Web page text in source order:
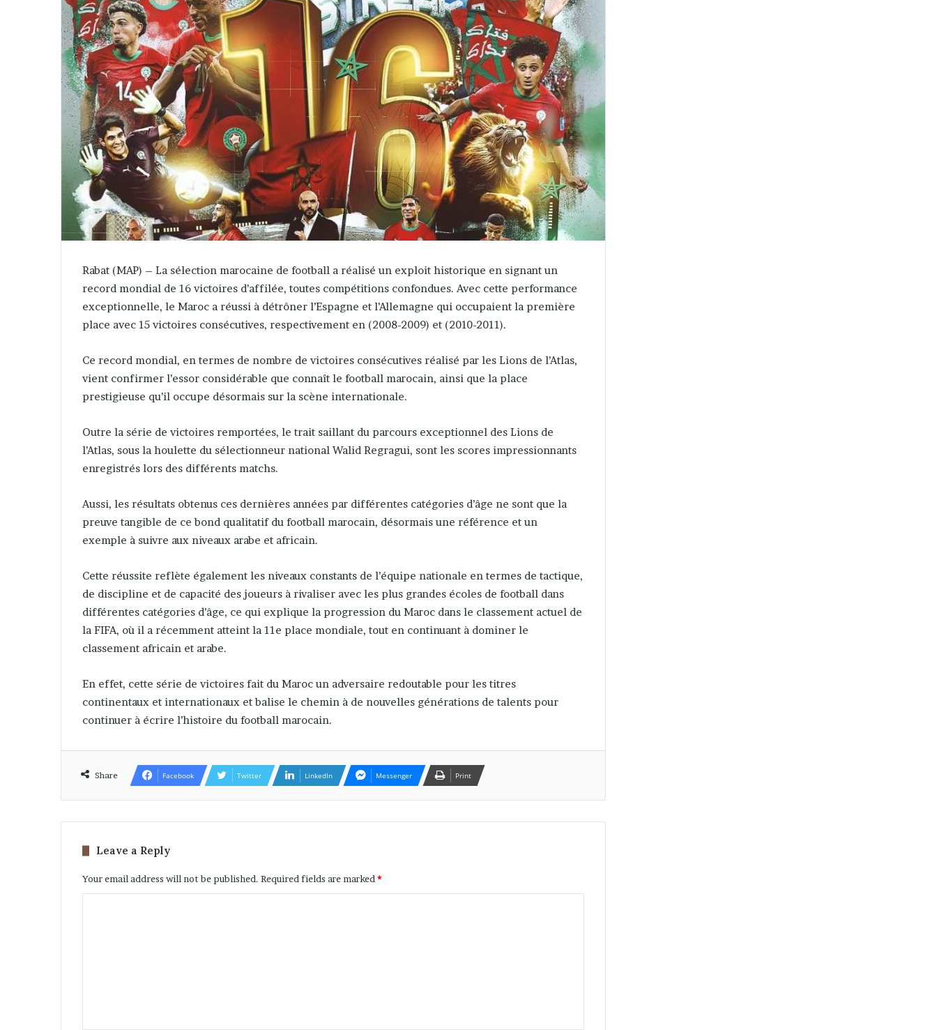
Rabat (MAP) – La sélection marocaine de football a réalisé un exploit historique en signant un
record mondial de 16 victoires d’affilée, toutes compétitions confondues. Avec cette performance
exceptionnelle, le Maroc a réussi à détrôner l’Espagne et l’Allemagne qui occupaient la première
place avec 15 victoires consécutives, respectivement en (2008-2009) et (2010-2011).
Ce record mondial, en termes de nombre de victoires consécutives réalisé par les Lions de l’Atlas,
vient confirmer l’essor considérable que connaît le football marocain, ainsi que la place
prestigieuse qu’il occupe désormais sur la scène internationale.
Outre la série de victoires remportées, le trait saillant du parcours exceptionnel des Lions de
l’Atlas, sous la houlette du sélectionneur national Walid Regragui, sont les scores impressionnants
enregistrés lors des différents matchs.
Aussi, les résultats obtenus ces dernières années par différentes catégories d’âge ne sont que la
preuve tangible de ce bond qualitatif du football marocain, désormais une référence et un
exemple à suivre aux niveaux arabe et africain.
Cette réussite reflète également les niveaux constants de l’équipe nationale en termes de tactique,
de discipline et de capacité des joueurs à rivaliser avec les plus grandes écoles de football dans
différentes catégories d’âge, ce qui explique la progression du Maroc dans le classement actuel de
la FIFA, où il a récemment atteint la 11e place mondiale, tout en continuant à dominer le
classement africain et arabe.
En effet, cette série de victoires fait du Maroc un adversaire redoutable pour les titres
continentaux et internationaux et balise le chemin à de nouvelles générations de talents pour
continuer à écrire l’histoire du football marocain.
Share Facebook Twitter LinkedIn Messenger Print
Leave a Reply
Your email address will not be published. Required fields are marked *